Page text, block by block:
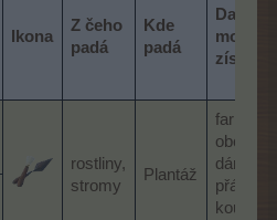
Ikona
Z čeho
padá
Kde
padá
Další
získání
rostliny,
stromy
Plantáž
obchod,
dárek